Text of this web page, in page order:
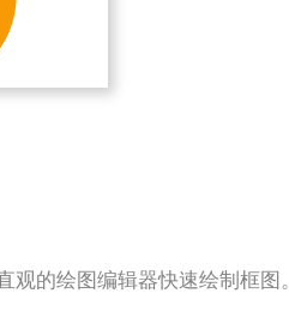
的绘图编辑器快速绘制框图。